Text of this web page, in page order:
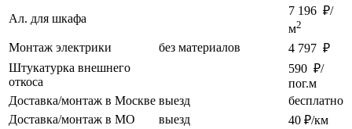
Ал. для шкафа
7 196 ₽/
м2
Монтаж электрики без материалов
4 797 ₽
Штукатурка внешнего
откоса
590 ₽/
пог.м
Доставка/монтаж в Москве выезд
бесплатно
Доставка/монтаж в МО
выезд
40 ₽/км